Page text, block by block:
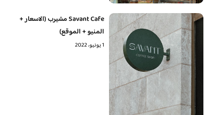
Savant Cafe مشيرب (الاسعار +
المنيو + الموقع)
1 يونيو، 2022